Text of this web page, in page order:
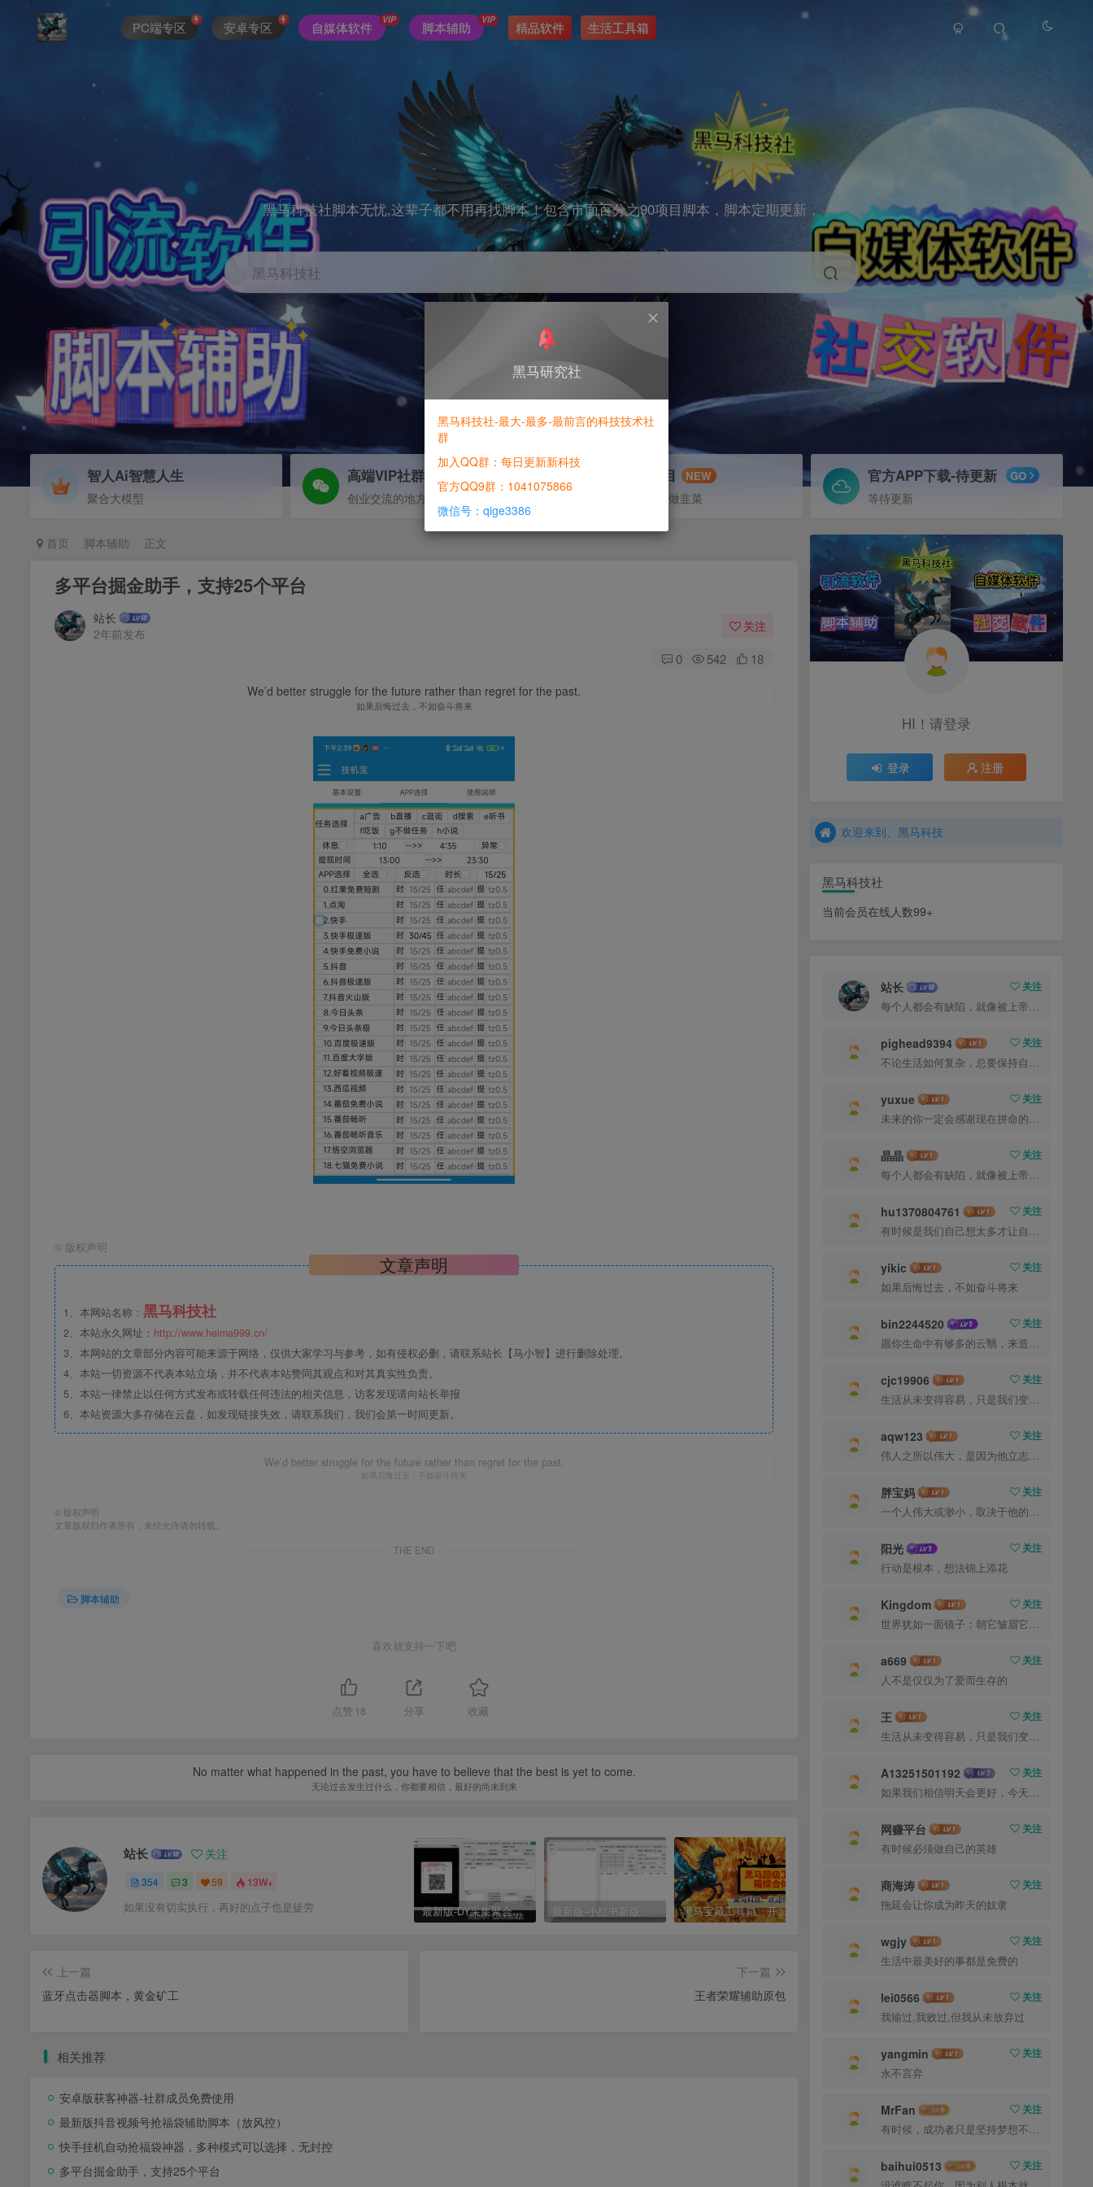
PC端专区 安卓专区 自媒体软件 VIP 脚本辅助 VIP 精品软件 生活工具箱
黑马科技社脚本无忧,这辈子都不用再找脚本！包含市面百分之90项目脚本，脚本定期更新，
黑马科技社
智人Ai智慧人生
聚合大模型
高端VIP社群
创业交流的地方
信息差项目 NEW
寻机缘-拒绝做韭菜
官方APP下载-待更新 GO
等待更新
首页 脚本辅助 正文
多平台掘金助手，支持25个平台
站长
2年前发布
关注
0 542 18
We’d better struggle for the future rather than regret for the past.
如果后悔过去，不如奋斗将来
© 版权声明
文章声明
1、本网站名称： 黑马科技社
2、本站永久网址： http://www.heima999.cn/
3、本网站的文章部分内容可能来源于网络，仅供大家学习与参考，如有侵权必删，请联系站长【马小智】进行删除处理。
4、本站一切资源不代表本站立场，并不代表本站赞同其观点和对其真实性负责。
5、本站一律禁止以任何方式发布或转载任何违法的相关信息，访客发现请向站长举报
6、本站资源大多存储在云盘，如发现链接失效，请联系我们，我们会第一时间更新。
We’d better struggle for the future rather than regret for the past.
如果后悔过去，不如奋斗将来
© 版权声明
文章版权归作者所有，未经允许请勿转载。
THE END
脚本辅助
喜欢就支持一下吧
点赞 18 分享 收藏
No matter what happened in the past, you have to believe that the best is yet to come.
无论过去发生过什么，你都要相信，最好的尚未到来
站长 关注
354 3 59 13W+
如果没有切实执行，再好的点子也是徒劳 最新版-DY采集聚合工具 黑马宝藏工具箱、开启你的寻宝人生+3好多宝藏专区 小蜜蜂场控无卡密版4.0，已更新到社群网盘，无卡密直播专区
上一篇
蓝牙点击器脚本，黄金矿工
下一篇
王者荣耀辅助原包
相关推荐
安卓版获客神器-社群成员免费使用
最新版抖音视频号抢福袋辅助脚本（放风控）
快手挂机自动抢福袋神器，多种模式可以选择，无封控
多平台掘金助手，支持25个平台
HI！请登录
登录 注册
欢迎来到、黑马科技
黑马科技社
当前会员在线人数99+
站长
关注
每个人都会有缺陷，就像被上帝咬过的苹果，有的人缺陷比较大，正是因为上帝特别喜欢他的芬芳
pighead9394
关注
不论生活如何复杂，总要保持自己的那一份优雅
yuxue
关注
未来的你一定会感谢现在拼命的自己
晶晶
关注
每个人都会有缺陷，就像被上帝咬过的苹果，有的人缺陷比较大，正是因为上帝特别喜欢他的芬芳
hu1370804761
关注
有时候是我们自己想太多才让自己如此难受
yikic
关注
如果后悔过去，不如奋斗将来
bin2244520
关注
愿你生命中有够多的云翳，来造成一个美丽的黄昏
cjc19906
关注
生活从未变得容易，只是我们变得更加坚强
aqw123
关注
伟人之所以伟大，是因为他立志要成为伟大的人
胖宝妈
关注
一个人伟大或渺小，取决于他的意志力
阳光
关注
行动是根本，想法锦上添花
Kingdom
关注
世界犹如一面镜子：朝它皱眉它就朝你皱眉，朝它微笑它也吵你微笑
a669
关注
人不是仅仅为了爱而生存的
王
关注
生活从未变得容易，只是我们变得更加坚强
A13251501192
关注
如果我们相信明天会更好，今天就能承受艰辛
网赚平台
关注
有时候必须做自己的英雄
商海涛
关注
拖延会让你成为昨天的奴隶
wgjy
关注
生活中最美好的事都是免费的
lei0566
关注
我输过,我败过,但我从未放弃过
yangmin
关注
永不言弃
MrFan
关注
有时候，成功者只是坚持梦想不放弃的人
baihui0513
关注
黑马研究社
黑马科技社-最大-最多-最前言的科技技术社
群
加入QQ群：每日更新新科技
官方QQ9群：1041075866
微信号：qige3386